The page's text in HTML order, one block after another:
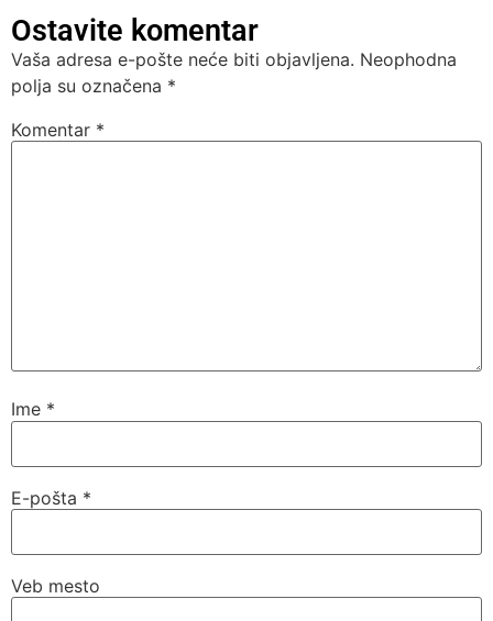
Ostavite komentar
Vaša adresa e-pošte neće biti objavljena. Neophodna
polja su označena *
Komentar *
Ime *
E-pošta *
Veb mesto